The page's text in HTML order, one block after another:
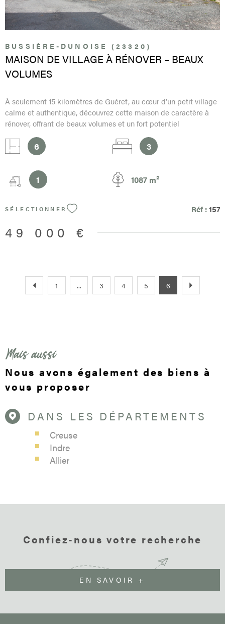
site Géorisques : www.georisques.gouv.fr
BUSSIÈRE-DUNOISE (23320)
MAISON DE VILLAGE À RÉNOVER – BEAUX
VOLUMES
À seulement 15 kilomètres de Guéret, au cœur d’un petit village
calme et authentique, découvrez cette maison de caractère à
rénover, offrant de beaux volumes et un fort potentiel
maison est idéale pour un projet de résidence principale ou
secondaire , ou pour un premier achat à petit budget avec
pièce de vie lumineuse avec cheminée en pierre , apportant
charme et authenticité. Une cuisine indépendante à réaménager
chambres de belles dimensions dont une avec cabinet de
ont déjà fait l’objet d’un début d’aménagement , laissant la
6 3
1 1087 m²
SÉLECTIONNER Réf :157
49 000 €
1 ... 3 4 5 6
Mais aussi
Nous avons également des biens à
vous proposer
DANS LES DÉPARTEMENTS
Creuse
Indre
Allier
Confiez-nous votre recherche
EN SAVOIR +